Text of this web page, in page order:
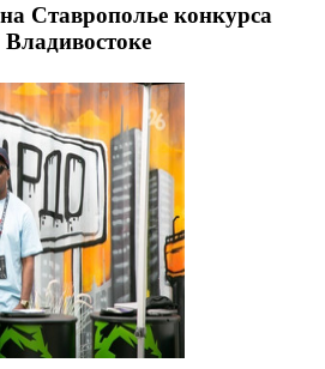
Ставрополье конкурса